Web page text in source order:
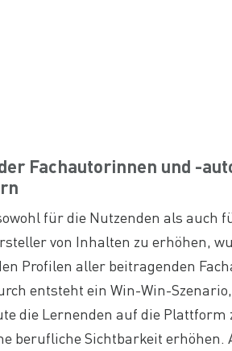
Fachautorinnen und -
für die Nutzenden als auch
von Inhalten zu erhöhen,
Profilen aller beitragenden
entsteht ein Win-Win-
die Lernenden auf die Plattform
berufliche Sichtbarkeit erhöhen.